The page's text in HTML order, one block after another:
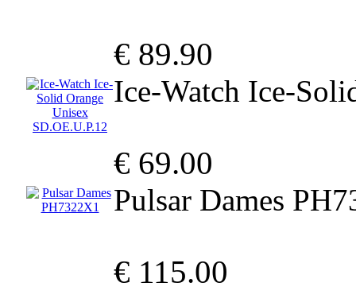
€ 89.90
Ice-Watch Ice-
€ 69.00
Pulsar Dames
€ 115.00